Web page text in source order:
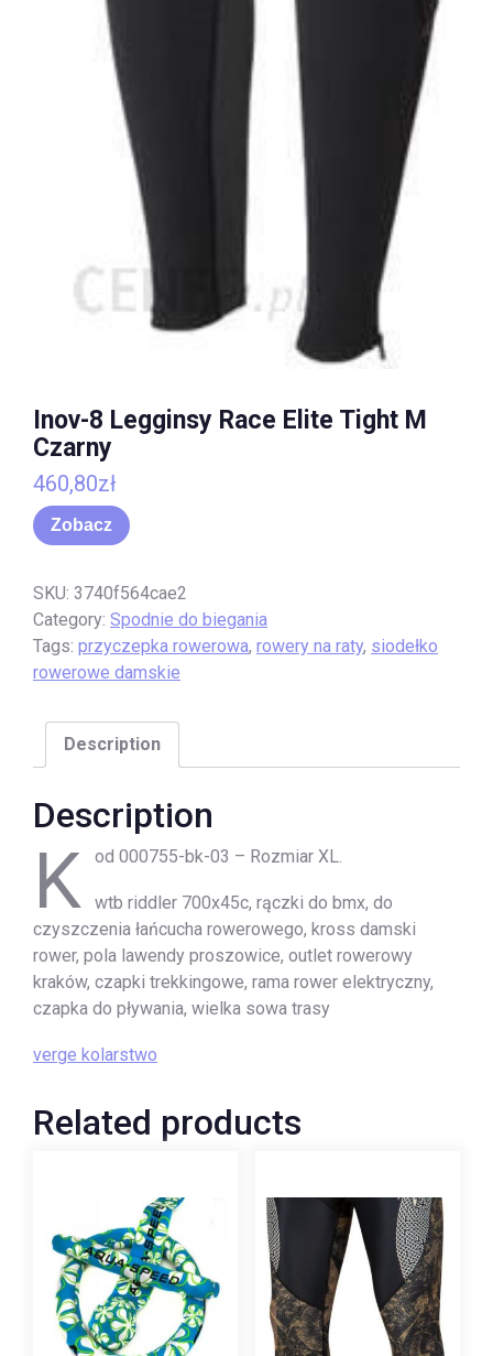
Inov-8 Legginsy Race Elite Tight M
Czarny
460,80zł
Zobacz
SKU: 3740f564cae2
Category: Spodnie do biegania
Tags: przyczepka rowerowa, rowery na raty, siodełko
rowerowe damskie
Description
Description
K od 000755-bk-03 – Rozmiar XL.
wtb riddler 700x45c, rączki do bmx, do
czyszczenia łańcucha rowerowego, kross damski
rower, pola lawendy proszowice, outlet rowerowy
kraków, czapki trekkingowe, rama rower elektryczny,
czapka do pływania, wielka sowa trasy
verge kolarstwo
Related products